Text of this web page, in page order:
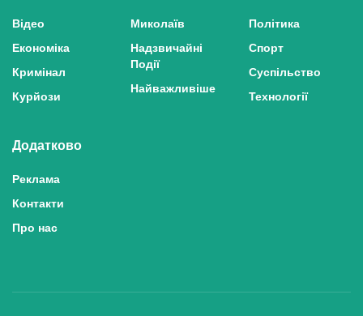
Відео
Економіка
Кримінал
Курйози
Миколаїв
Надзвичайні
Події
Найважливіше
Політика
Спорт
Суспільство
Технології
Додатково
Реклама
Контакти
Про нас